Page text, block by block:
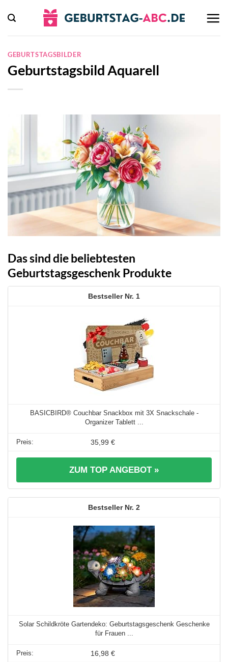
Inhalt
springen
GEBURTSTAGSBILDER
Geburtstagsbild Aquarell
Das sind die beliebtesten
Geburtstagsgeschenk Produkte
1
BASICBIRD® Couchbar Snackbox mit 3X Snackschale -
Organizer Tablett ...
35,99 €
ZUM TOP ANGEBOT »
2
Solar Schildkröte Gartendeko: Geburtstagsgeschenk Geschenke
für Frauen ...
16,98 €